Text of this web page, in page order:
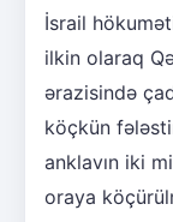
İsrail
ilkin olaraq
ərazisində
köçkün
anklavın iki
oraya